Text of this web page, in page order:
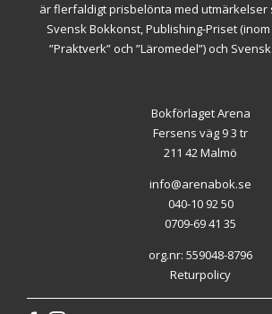
är flerfaldigt prisbelönta med utmärkelser
Svensk Bokkonst, Publishing-Priset
”Praktverk” och ”Läromedel”) och
Bokförlaget Arena
Fersens väg 9 3 tr
211 42 Malmö
info@arenabok.se
040-10 92 50
0709-69 41 35
org.nr: 559048-8796
Returpolicy